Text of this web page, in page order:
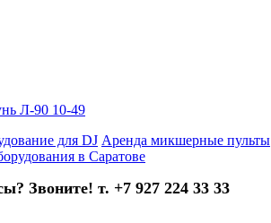
Л-90 10-49
для DJ Аренда микшерные пульты
в Саратове
Звоните! т. +7 927 224 33 33